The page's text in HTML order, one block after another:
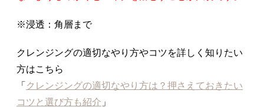
※浸透：角層まで
クレンジングの適切なやり方やコツを詳しく知りたい
方はこちら
「 クレンジングの適切なやり方は？押さえておきたい
コツと選び方も紹介 」